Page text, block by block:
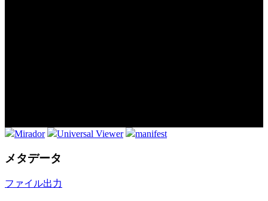
Mirador Universal Viewer manifest
メタデータ
ファイル出力